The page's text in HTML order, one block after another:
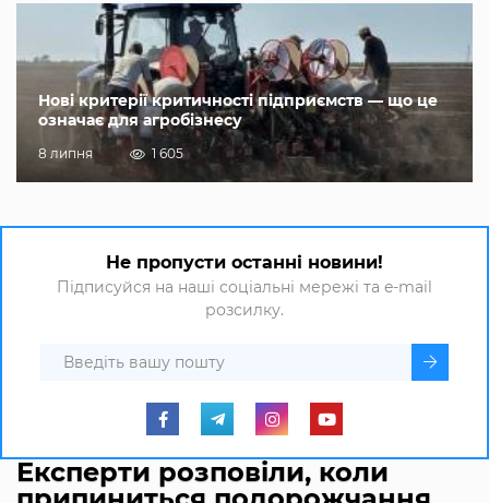
Нові критерії критичності підприємств — що це
означає для агробізнесу
8 липня 1 605
Не пропусти останні новини!
Підписуйся на наші соціальні мережі та e-mail
розсилку.
Експерти розповіли, коли